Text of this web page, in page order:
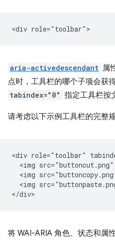
aria-activedescendant 属
点时，工具栏的哪个子项会获
tabindex="0" 指定工具栏按
请考虑以下示例工具栏的完整
<div role="toolbar"
<img
<img
<img
将 WAI-ARIA 角色、状态和属